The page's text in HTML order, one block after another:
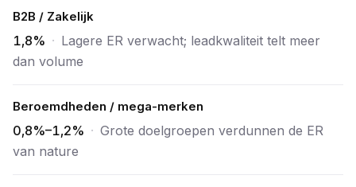
B2B / Zakelijk
1,8% · Lagere ER verwacht; leadkwaliteit telt meer
dan volume
Beroemdheden / mega-merken
0,8%–1,2% · Grote doelgroepen verdunnen de ER
van nature